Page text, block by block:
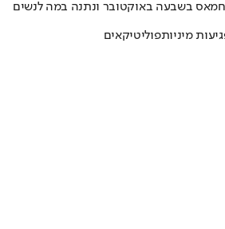
חמאס בשבעה באוקטובר ונתנה במה לנשים
מיניותפוליטיקאים